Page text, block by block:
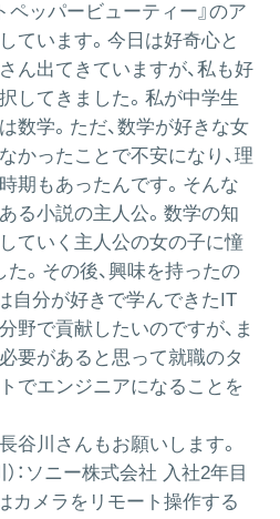
ペッパービューティー』のア
ています。今日は好奇心と
ん出てきていますが、私も好
してきました。私が中学生
数学。ただ、数学が好きな女
かったことで不安になり、理
期もあったんです。そんな
る小説の主人公。数学の知
ていく主人公の女の子に憧
。その後、興味を持ったの
自分が好きで学んできたIT
野で貢献したいのですが、ま
要があると思って就職のタ
でエンジニアになることを
谷川さんもお願いします。
： ソニー株式会社 入社2年目
カメラをリモート操作する